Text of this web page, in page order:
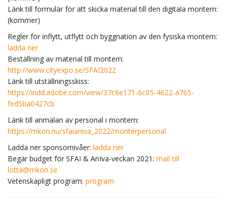
Länk till formulär för att skicka material till den digitala montern:
(kommer)
Regler för inflytt, utflytt och byggnation av den fysiska montern:
ladda ner
Beställning av material till montern:
http://www.cityexpo.se/SFAI2022
Länk till utställningsskiss:
https://indd.adobe.com/view/37c6e171-6c05-4622-a765-
fed5ba0427cb
Länk till anmälan av personal i montern:
https://mkon.nu/sfaianiva_2022/monterpersonal
Ladda ner sponsornivåer: ladda ner
Begär budget för SFAI & AnIva-veckan 2021: mail till
lotta@mkon.se
Vetenskapligt program: program